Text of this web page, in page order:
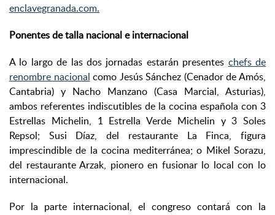
enclavegranada.com.
Ponentes de talla nacional e internacional
A lo largo de las dos jornadas estarán presentes chefs de
renombre nacional como Jesús Sánchez (Cenador de Amós,
Cantabria) y Nacho Manzano (Casa Marcial, Asturias),
ambos referentes indiscutibles de la cocina española con 3
Estrellas Michelin, 1 Estrella Verde Michelin y 3 Soles
Repsol; Susi Díaz, del restaurante La Finca, figura
imprescindible de la cocina mediterránea; o Mikel Sorazu,
del restaurante Arzak, pionero en fusionar lo local con lo
internacional.
Por la parte internacional, el congreso contará con la